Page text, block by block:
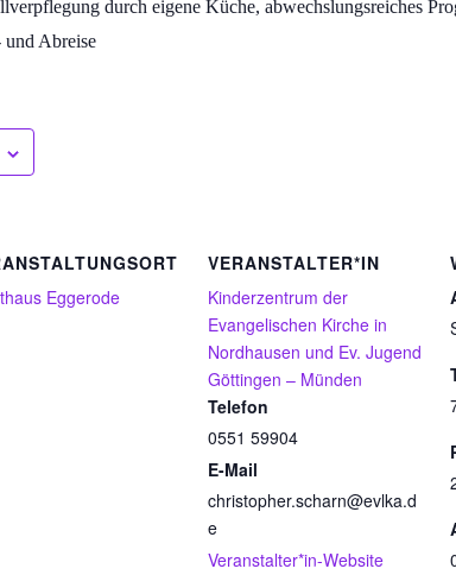
durch eigene Küche, abwechslungsreiches
und Abreise
Eggerode
VERANSTALTER*IN
Kinderzentrum der
Evangelischen Kirche in
Nordhausen und Ev. Jugend
Göttingen – Münden
Telefon
0551 59904
E-Mail
christopher.scharn@evlka.d
e
Veranstalter*in-Website